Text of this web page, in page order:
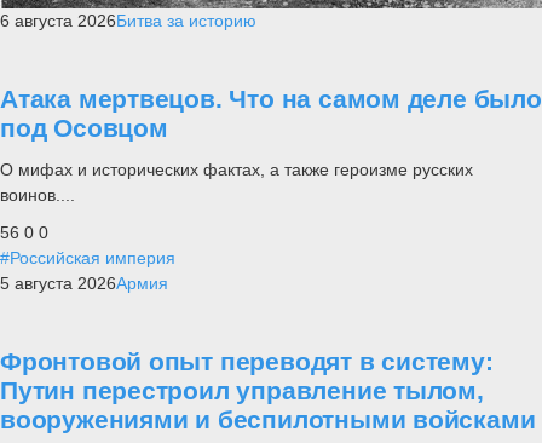
6 августа 2026Битва за историю
Атака мертвецов. Что на самом деле было
под Осовцом
О мифах и исторических фактах, а также героизме русских
воинов....
56 0 0
#Российская империя
5 августа 2026Армия
Фронтовой опыт переводят в систему:
Путин перестроил управление тылом,
вооружениями и беспилотными войсками